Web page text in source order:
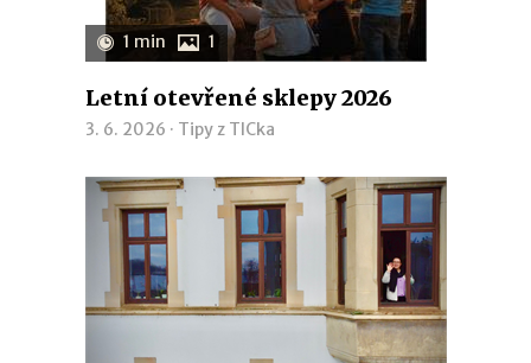
1 min 1
Letní otevřené sklepy 2026
3. 6. 2026 · Tipy z TICka